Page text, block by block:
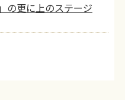
の更に上のステージ